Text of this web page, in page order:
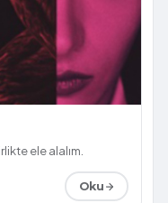
ele alalım.
Oku